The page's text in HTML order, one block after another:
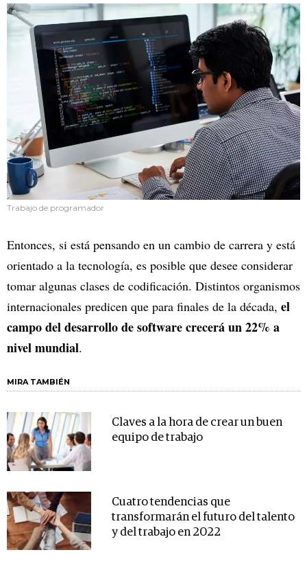
Trabajo de programador
Entonces, si está pensando en un cambio de carrera y está
orientado a la tecnología, es posible que desee considerar
tomar algunas clases de codificación. Distintos organismos
internacionales predicen que para finales de la década, el
campo del desarrollo de software crecerá un 22% a
nivel mundial.
MIRA TAMBIÉN
Claves a la hora de crear un buen
equipo de trabajo
Cuatro tendencias que
transformarán el futuro del talento
y del trabajo en 2022